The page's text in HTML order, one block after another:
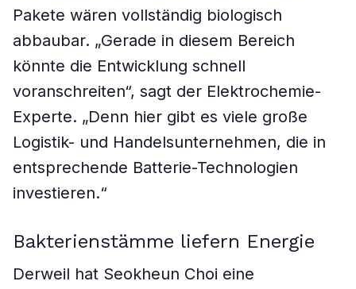
Pakete wären vollständig biologisch
abbaubar. „Gerade in diesem Bereich
könnte die Entwicklung schnell
voranschreiten“, sagt der Elektrochemie-
Experte. „Denn hier gibt es viele große
Logistik- und Handelsunternehmen, die in
entsprechende Batterie-Technologien
investieren.“
Bakterienstämme liefern Energie
Derweil hat Seokheun Choi eine